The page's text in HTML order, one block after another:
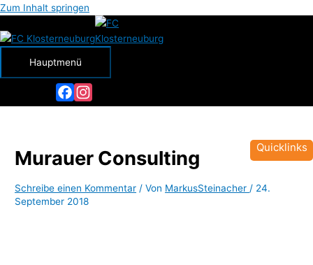
Zum Inhalt springen
Hauptmenü
Murauer Consulting
Schreibe einen Kommentar / Von MarkusSteinacher / 24.
September 2018
Quicklinks